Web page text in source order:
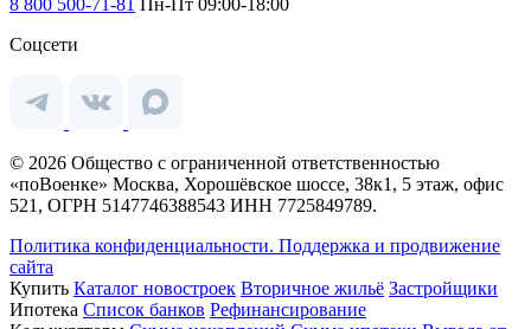
8 800 500-71-81 Пн-Пт 09:00-18:00
Соцсети
© 2026 Общество с ограниченной ответственностью
«поВоенке» Москва, Хорошёвское шоссе, 38к1, 5 этаж, офис
521, ОГРН 5147746388543 ИНН 7725849789.
Политика конфиденциальности. Поддержка и продвижение
сайта
Купить Каталог новостроек Вторичное жильё Застройщики
Ипотека Список банков Рефинансирование